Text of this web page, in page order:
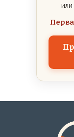
или